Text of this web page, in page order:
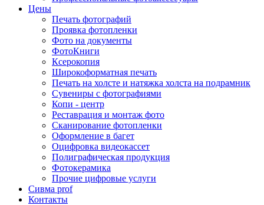
Цены
Печать фотографий
Проявка фотопленки
Фото на документы
ФотоКниги
Ксерокопия
Широкоформатная печать
Печать на холсте и натяжка холста на подрамник
Сувениры с фотографиями
Копи - центр
Реставрация и монтаж фото
Сканирование фотопленки
Оформление в багет
Оцифровка видеокассет
Полиграфическая продукция
Фотокерамика
Прочие цифровые услуги
Сивма prof
Контакты